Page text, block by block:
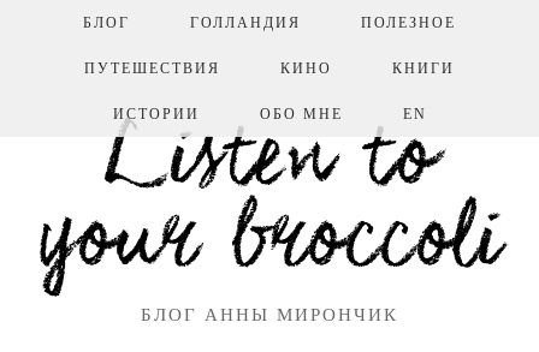
Listen to
your broccoli
БЛОГ АННЫ МИРОНЧИК
БЛОГ ГОЛЛАНДИЯ ПОЛЕЗНОЕ
ПУТЕШЕСТВИЯ КИНО КНИГИ
ИСТОРИИ ОБО МНЕ EN